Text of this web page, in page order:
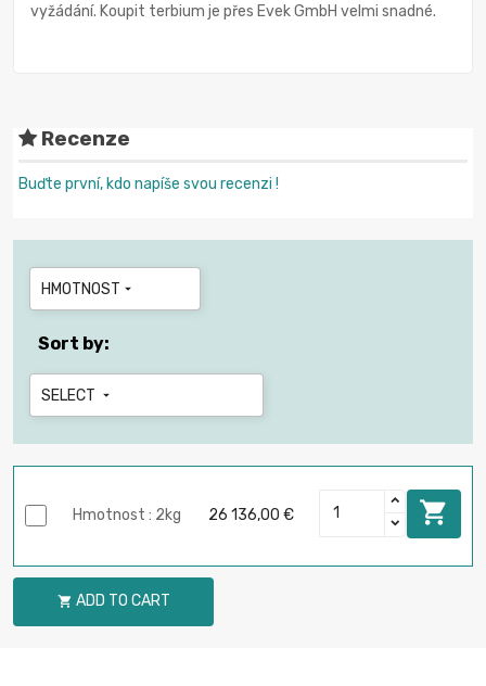
vyžádání. Koupit terbium je přes Evek GmbH velmi snadné.
Recenze
Buďte první, kdo napíše svou recenzi !
HMOTNOST 
Sort by:
SELECT 
Hmotnost : 2kg 26 136,00 € 
 ADD TO CART